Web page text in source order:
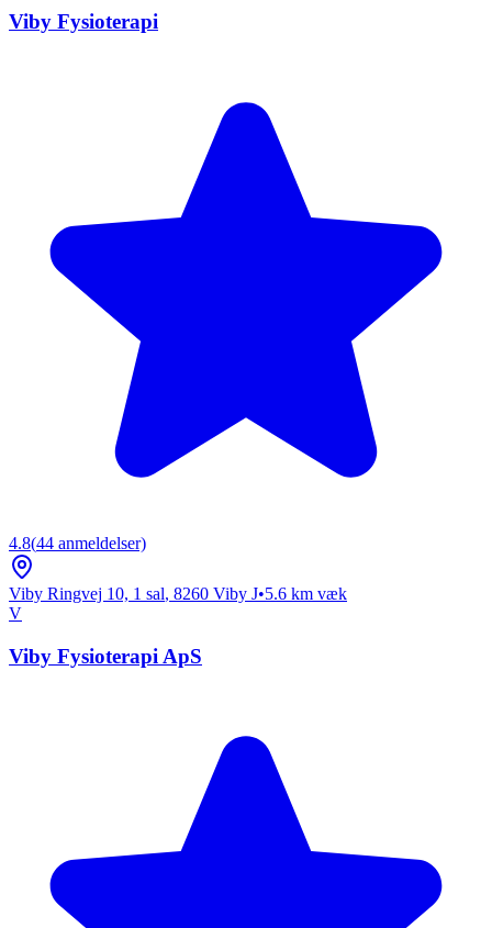
Viby Fysioterapi
4.8(44 anmeldelser)
Viby Ringvej 10, 1 sal, 8260 Viby J•5.6 km væk
V
Viby Fysioterapi ApS